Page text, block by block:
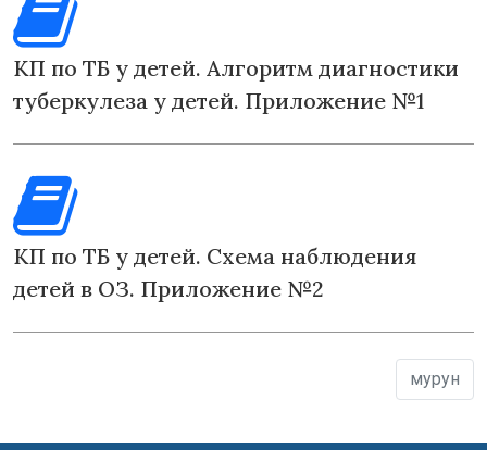
КП по ТБ у детей. Алгоритм диагностики
туберкулеза у детей. Приложение №1
КП по ТБ у детей. Схема наблюдения
детей в ОЗ. Приложение №2
мурун